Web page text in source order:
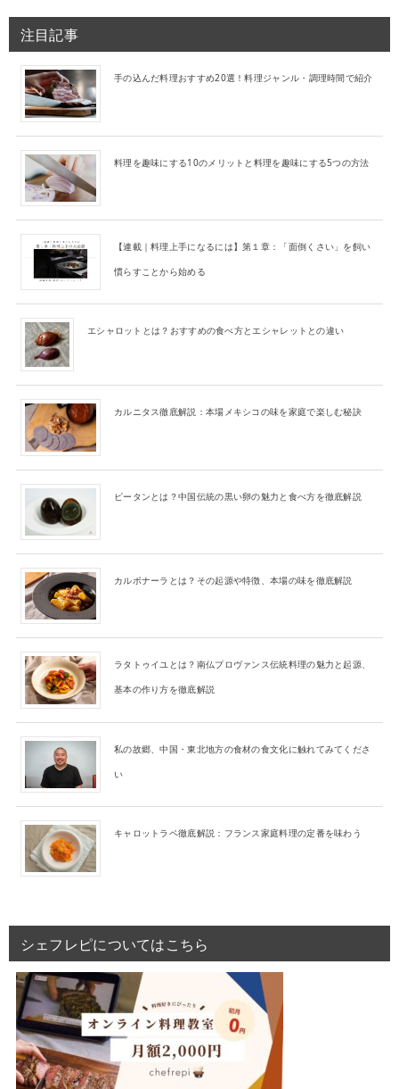
注目記事
手の込んだ料理おすすめ20選！料理ジャンル・調理時間で紹介
料理を趣味にする10のメリットと料理を趣味にする5つの方法
【連載｜料理上手になるには】第１章：「面倒くさい」を飼い
慣らすことから始める
エシャロットとは？おすすめの食べ方とエシャレットとの違い
カルニタス徹底解説：本場メキシコの味を家庭で楽しむ秘訣
ピータンとは？中国伝統の黒い卵の魅力と食べ方を徹底解説
カルボナーラとは？その起源や特徴、本場の味を徹底解説
ラタトゥイユとは？南仏プロヴァンス伝統料理の魅力と起源、
基本の作り方を徹底解説
私の故郷、中国・東北地方の食材の食文化に触れてみてくださ
い
キャロットラペ徹底解説：フランス家庭料理の定番を味わう
シェフレピについてはこちら